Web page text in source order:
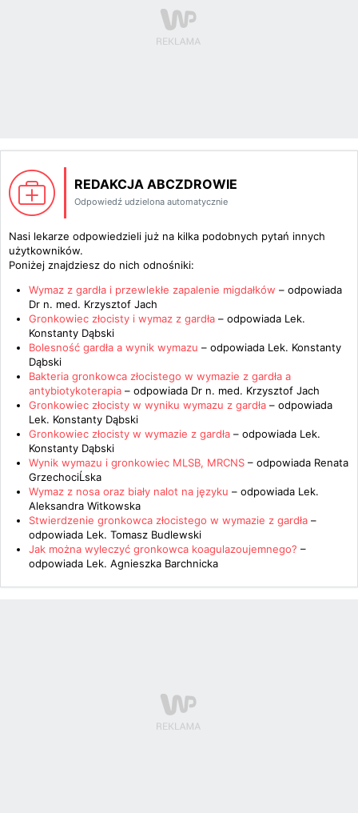
REDAKCJA ABCZDROWIE
Odpowiedź udzielona automatycznie
Nasi lekarze odpowiedzieli już na kilka podobnych pytań innych
użytkowników.
Poniżej znajdziesz do nich odnośniki:
Wymaz z gardła i przewlekłe zapalenie migdałków – odpowiada
Dr n. med. Krzysztof Jach
Gronkowiec złocisty i wymaz z gardła – odpowiada Lek.
Konstanty Dąbski
Bolesność gardła a wynik wymazu – odpowiada Lek. Konstanty
Dąbski
Bakteria gronkowca złocistego w wymazie z gardła a
antybiotykoterapia – odpowiada Dr n. med. Krzysztof Jach
Gronkowiec złocisty w wyniku wymazu z gardła – odpowiada
Lek. Konstanty Dąbski
Gronkowiec złocisty w wymazie z gardła – odpowiada Lek.
Konstanty Dąbski
Wynik wymazu i gronkowiec MLSB, MRCNS – odpowiada Renata
GrzechociĹska
Wymaz z nosa oraz biały nalot na języku – odpowiada Lek.
Aleksandra Witkowska
Stwierdzenie gronkowca złocistego w wymazie z gardła –
odpowiada Lek. Tomasz Budlewski
Jak można wyleczyć gronkowca koagulazoujemnego? –
odpowiada Lek. Agnieszka Barchnicka